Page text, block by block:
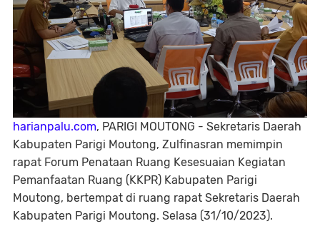
harianpalu.com, PARIGI MOUTONG - Sekretaris Daerah
Kabupaten Parigi Moutong, Zulfinasran memimpin
rapat Forum Penataan Ruang Kesesuaian Kegiatan
Pemanfaatan Ruang (KKPR) Kabupaten Parigi
Moutong, bertempat di ruang rapat Sekretaris Daerah
Kabupaten Parigi Moutong. Selasa (31/10/2023).